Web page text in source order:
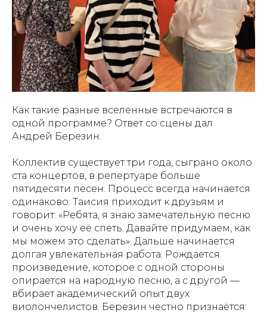
Как такие разные вселенные встречаются в
одной программе? Ответ со сцены дал
Андрей Березин.
Коллектив существует три года, сыграно около
ста концертов, в репертуаре больше
пятидесяти песен. Процесс всегда начинается
одинаково: Таисия приходит к друзьям и
говорит: «Ребята, я знаю замечательную песню
и очень хочу её спеть. Давайте придумаем, как
мы можем это сделать». Дальше начинается
долгая увлекательная работа. Рождается
произведение, которое с одной стороны
опирается на народную песню, а с другой —
вбирает академический опыт двух
виолончелистов. Березин честно признаётся: